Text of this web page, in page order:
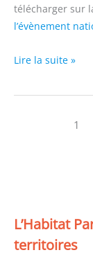
télécharger sur
l’évènement
Les
Portes
groupes
!
Lire la suite »
1
L’Habitat
territoires